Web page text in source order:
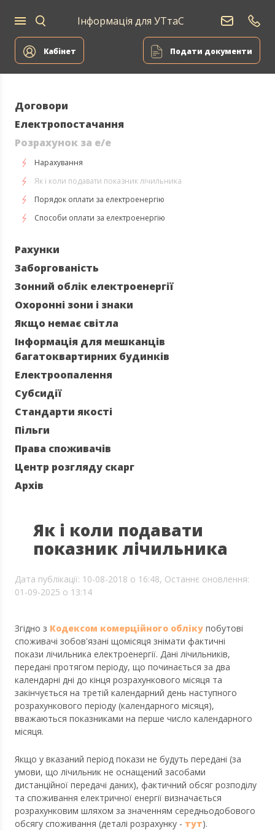
Кабінет Подати документи
Інформація для УТтаС
Для
дому
Для
ВДЕ
Сервіс
Договори
Електропостачання
Розрахунок за е/е
Нарахування
Як і коли подавати показник лічильника
Порядок оплати за електроенергію
Способи оплати за електроенергію
Рахунки
Заборгованість
Зонний облік електроенергії
Охоронні зони і знаки
Якщо немає світла
Інформація для мешканців
багатоквартирних будинків
Електроопалення
Субсидії
Стандарти якості
Пільги
Права споживачів
Центр розгляду скарг
Архів
Як і коли подавати
показник лічильника
Дата публікації: 10-08-2018 о 16:48, Останнє оновлення:
01-09-2025 о 13:14
Згідно з Кодексом комерційного обліку побутові
споживачі зобов'язані щомісяця знімати фактичні
покази лічильника електроенергії. Дані лічильників,
передані протягом періоду, що починається за два
календарні дні до кінця розрахункового місяця та
закінчується на третій календарний день наступного
розрахункового періоду (календарного місяця),
вважаються показниками на перше число календарного
місяця.
Якщо у вказаний період покази не будуть передані (за
умови, що лічильник не оснащений засобами
дистанційної передачі даних), фактичний обсяг розподілу
та споживання електричної енергії визначається
розрахунковим шляхом за значенням середньодобового
обсягу споживання (деталі розрахунку - тут).